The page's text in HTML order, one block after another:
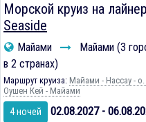
Морской круиз на
Seaside
Майами
Майами (3
в 2 странах)
Маршрут круиза: Майами - Нассау -
Оушен Кей - Майами
4 ночей 02.08.2027 -